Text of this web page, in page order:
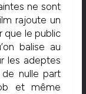
ne sont
rajoute un
que le public
balise au
les adeptes
nulle part
et même